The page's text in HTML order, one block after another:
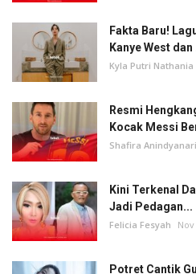
Fakta Baru!
Kanye West dan
Kyla Putri Nathania
Resmi
Kocak Messi
Shafira Anindyanari
Kini Terkenal
Jadi Pedagan...
Felicia Fesyah Nov
Potret Cantik